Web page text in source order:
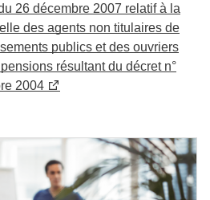
26 décembre 2007 relatif à la
des agents non titulaires de
publics et des ouvriers
résultant du décret n°
2004